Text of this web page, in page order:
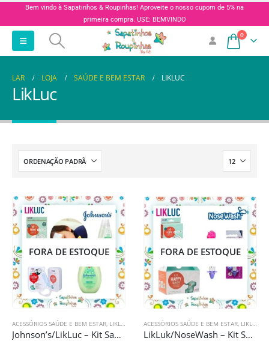
Bem vindo à Sapatinhos & Roupinhas! Aproveite o nosso cupom de 5% na
primeira compra. USE: BEMVINDO
0
LAR LOJA SAÚDE E BEM ESTAR LIKLUC
LikLuc
FORA DE ESTOQUE
ACESSÓRIOS SAÚDE E BEM ESTAR, LIKLUC SAÚDE E BEM ESTAR
Johnson’s/LikLuc – Kit Saúde do Bebê
FORA DE ESTOQUE
ACESSÓRIOS SAÚDE E BEM ESTAR, LIKLUC
LikLuk/NoseWash – Kit Saúde Infantil